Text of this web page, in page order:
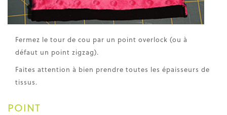
Fermez le tour de cou par un point overlock (ou à
défaut un point zigzag).
Faites attention à bien prendre toutes les épaisseurs de
tissus.
POINT